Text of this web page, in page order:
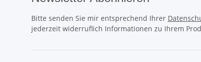
Bitte senden Sie mir entsprechend Ihrer
jederzeit widerruflich Informationen zu Ihrem